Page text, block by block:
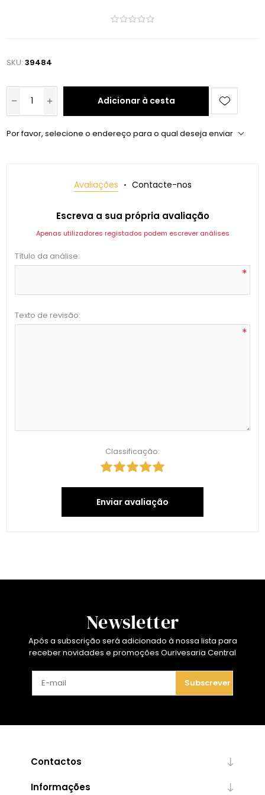
SKU: 39484
Adicionar à cesta
Por favor, selecione o endereço para o qual deseja enviar
Avaliações Contacte-nos
Escreva a sua própria avaliação
Apenas utilizadores registados podem escrever análises
Título da análise:
*
Texto de revisão:
*
Classificação:
Enviar avaliação
Newsletter
Após a subscrição será adicionado à nossa lista para
receber novidades e promoções Ourivesaria Central
Subscrever
Contactos
Informações